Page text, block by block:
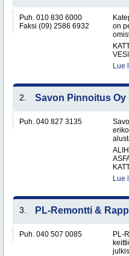
Puh. 010 830 6000
Faksi (09) 2586 6932
on
Lue
2. Savon Pinnoitus Oy
Puh. 040 827 3135
Lue
3. PL-Remontti &
Puh. 040 507 0085
PL-